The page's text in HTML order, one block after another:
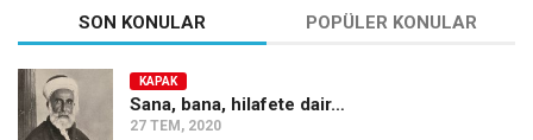
Kategoriler
Kültür Sanat
Kitap
SON KONULAR POPÜLER KONULAR
KAPAK
Sana, bana, hilafete dair…
27 TEM, 2020